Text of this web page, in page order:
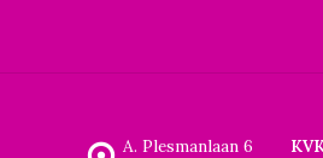
A. Plesmanlaan 6